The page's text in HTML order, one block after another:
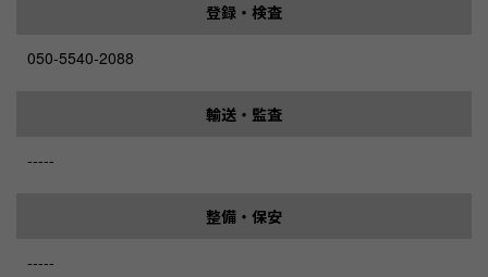
登録・検査
050-5540-2088
輸送・監査
-----
整備・保安
-----